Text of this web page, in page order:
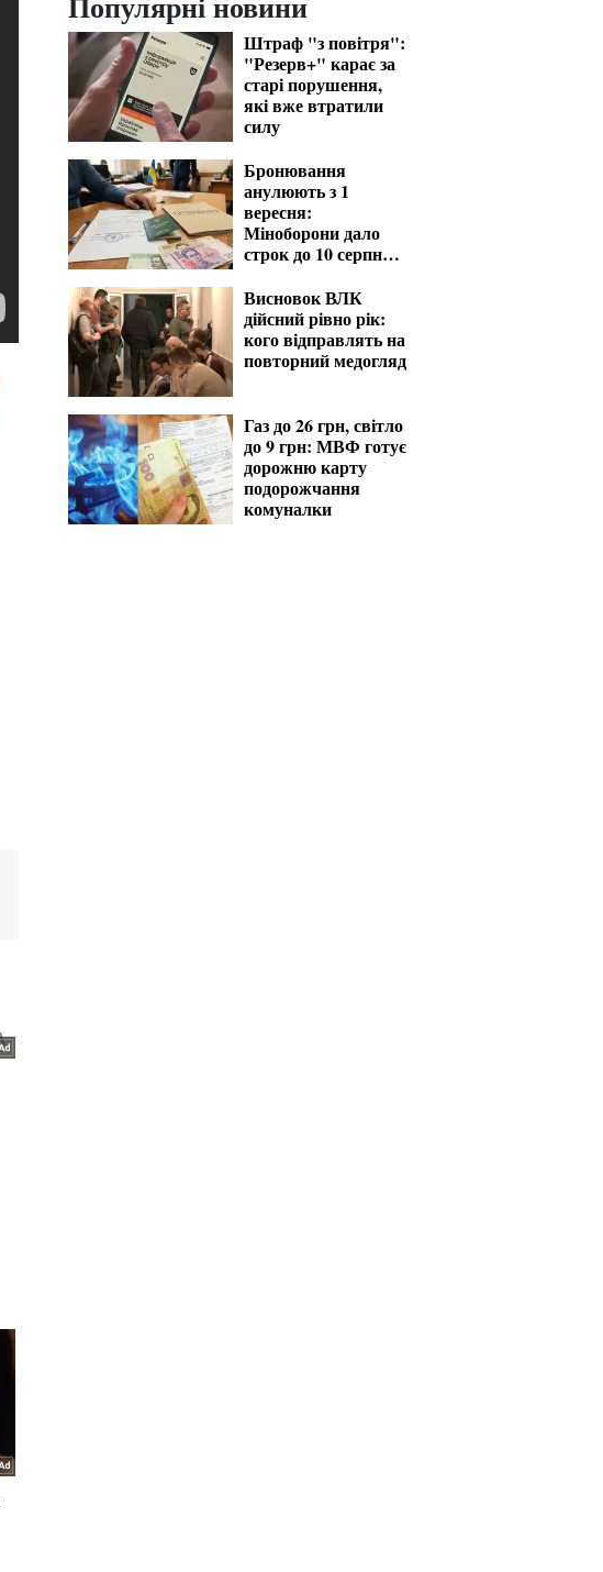
Штраф "з повітря":
"Резерв+" карає за
старі порушення,
які вже втратили
силу
Бронювання
анулюють з 1
вересня:
Міноборони дало
строк до 10 серпня
підприємств
Висновок ВЛК
дійсний рівно рік:
кого відправлять на
повторний медогляд
Газ до 26 грн, світло
до 9 грн: МВФ готує
дорожню карту
подорожчання
комуналки